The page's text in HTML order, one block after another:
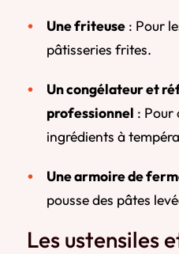
Une friteuse : Pour
pâtisseries frites.
Un congélateur et
professionnel : Pour
ingrédients à
Une armoire de
pousse des pâtes
Les ustensiles